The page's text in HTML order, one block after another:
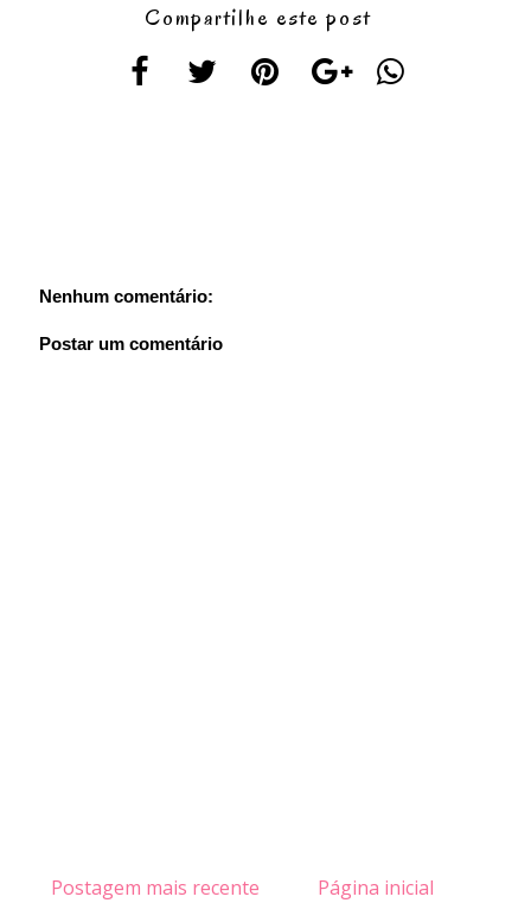
Compartilhe este post
Nenhum comentário:
Postar um comentário
Postagem mais recente Página inicial